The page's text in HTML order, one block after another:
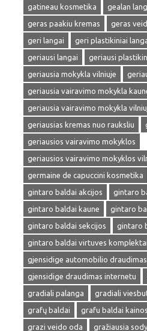
gatineau kosmetika
gealan
geras paakiu kremas
geras
geri langai
geri plastikiniai
geriausi langai
geriausi
geriausia mokykla vilniuje
geriausia vairavimo mokykla
geriausia vairavimo mokykla
geriausias kremas nuo rauksliu
geriausios vairavimo mokyklos
geriausios vairavimo mokyklos
germaine de capuccini kosmetika
gintaro baldai akcijos
gintaro
gintaro baldai kaune
gintaro
gintaro baldai sekcijos
gintaro
gintaro baldai virtuves komplektai
gjensidige automobilio draudimas
gjensidige draudimas internetu
gradiali palanga
gradiali
grafų baldai
grafu baldai kainos
grazi veido oda
gražiausia